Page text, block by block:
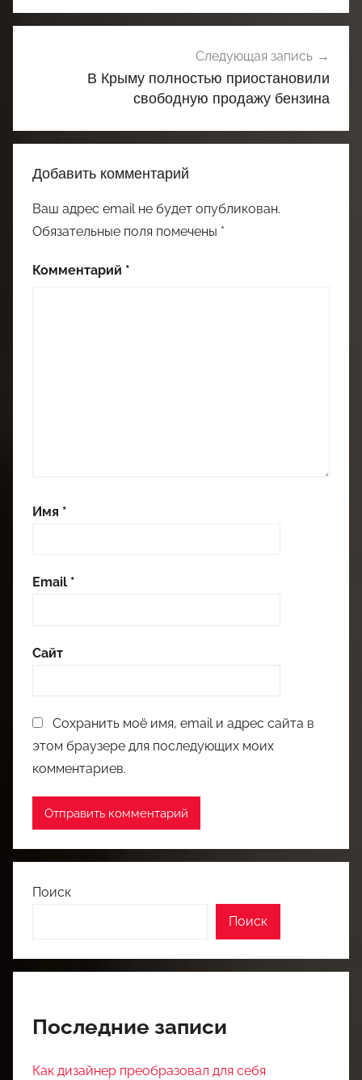
Следующая запись
В Крыму полностью приостановили
свободную продажу бензина
Добавить комментарий
Ваш адрес email не будет опубликован.
Обязательные поля помечены *
Комментарий *
Имя *
Email *
Сайт
Сохранить моё имя, email и адрес сайта в
этом браузере для последующих моих
комментариев.
Поиск
Поиск
Последние записи
Как дизайнер преобразовал для себя